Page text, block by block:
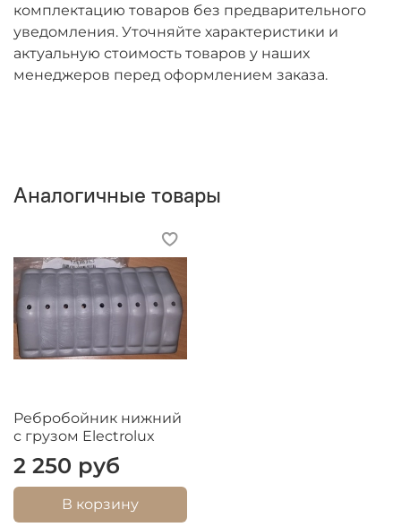
комплектацию товаров без предварительного
уведомления. Уточняйте характеристики и
актуальную стоимость товаров у наших
менеджеров перед оформлением заказа.
Аналогичные товары
Ребробойник нижний
с грузом Electrolux
2 250 руб
В корзину